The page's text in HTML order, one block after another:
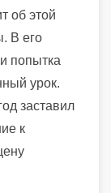
об этой
В его
попытка
урок.
заставил
к